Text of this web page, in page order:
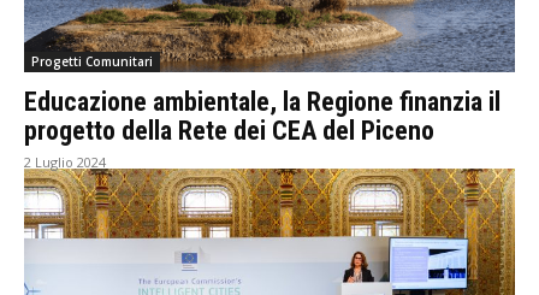
Progetti Comunitari
Educazione ambientale, la Regione finanzia il
progetto della Rete dei CEA del Piceno
2 Luglio 2024